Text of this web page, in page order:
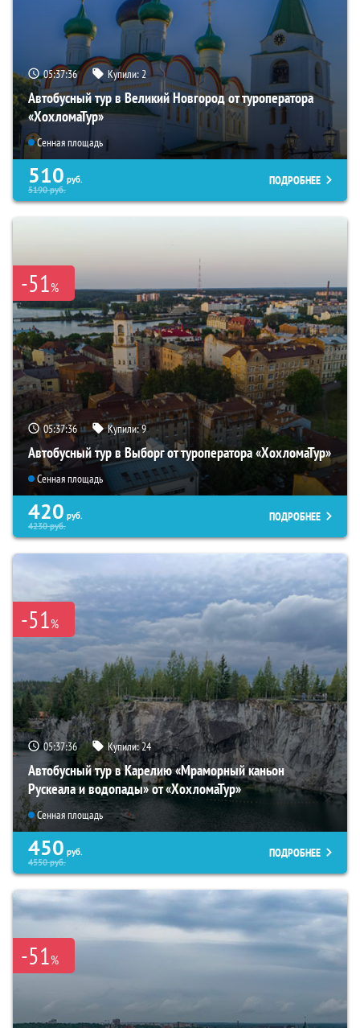
05:37:34 Купили:2
Автобусный тур в Великий Новгород от туроператора
«ХохломаТур»
Сенная площадь
510 руб.
5190руб.
ПОДРОБНЕЕ
-51%
05:37:34 Купили:9
Автобусный тур в Выборг от туроператора «ХохломаТур»
Сенная площадь
420 руб.
4230руб.
ПОДРОБНЕЕ
-51%
05:37:34 Купили:24
Автобусный тур в Карелию «Мраморный каньон
Рускеала и водопады» от «ХохломаТур»
Сенная площадь
450 руб.
4550руб.
ПОДРОБНЕЕ
-51%